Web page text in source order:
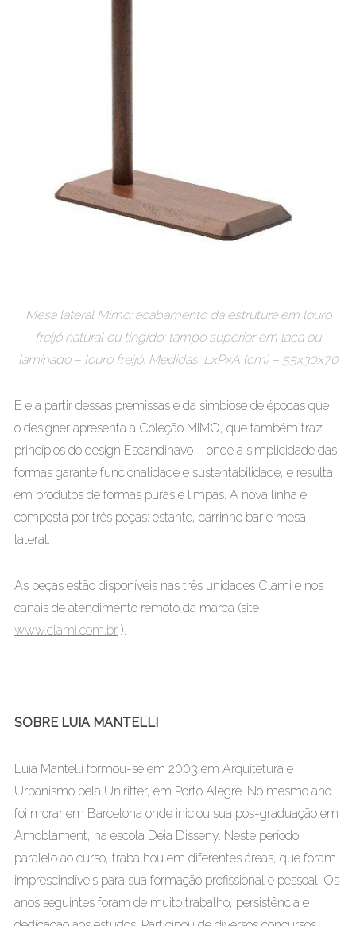
Mesa lateral Mimo: acabamento da estrutura em louro
freijó natural ou tingido; tampo superior em laca ou
laminado – louro freijó. Medidas: LxPxA (cm) – 55x30x70
E é a partir dessas premissas e da simbiose de épocas que
o designer apresenta a Coleção MIMO, que também traz
princípios do design Escandinavo – onde a simplicidade das
formas garante funcionalidade e sustentabilidade, e resulta
em produtos de formas puras e limpas. A nova linha é
composta por três peças: estante, carrinho bar e mesa
lateral.
As peças estão disponíveis nas três unidades Clami e nos
canais de atendimento remoto da marca (site
www.clami.com.br).
SOBRE LUIA MANTELLI
Luia Mantelli formou-se em 2003 em Arquitetura e
Urbanismo pela Uniritter, em Porto Alegre. No mesmo ano
foi morar em Barcelona onde iniciou sua pós-graduação em
Amoblament, na escola Déia Disseny. Neste período,
paralelo ao curso, trabalhou em diferentes áreas, que foram
imprescindíveis para sua formação profissional e pessoal. Os
anos seguintes foram de muito trabalho, persistência e